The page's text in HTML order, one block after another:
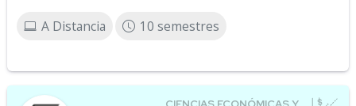
A Distancia 10 semestres